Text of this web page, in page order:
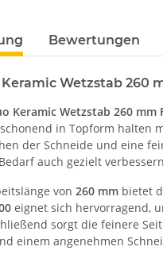
Bewertungen
Keramic Wetzstab 260
Keramic Wetzstab 260 mm
in Topform halten
der Schneide und eine
auch gezielt
von 260 mm bietet
eignet sich hervorragend,
sorgt die feinere
einem angenehmen